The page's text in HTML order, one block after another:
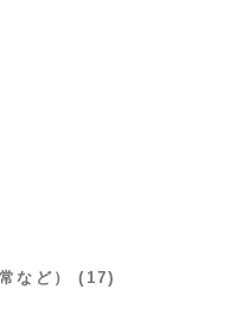
など） (17)